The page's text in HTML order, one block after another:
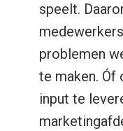
speelt.
problemen
te maken. Óf
input te